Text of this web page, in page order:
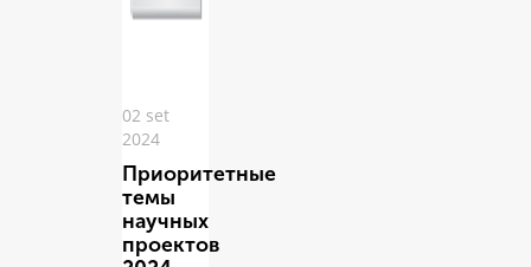
02 set
2024
Приоритетные
темы
научных
проектов